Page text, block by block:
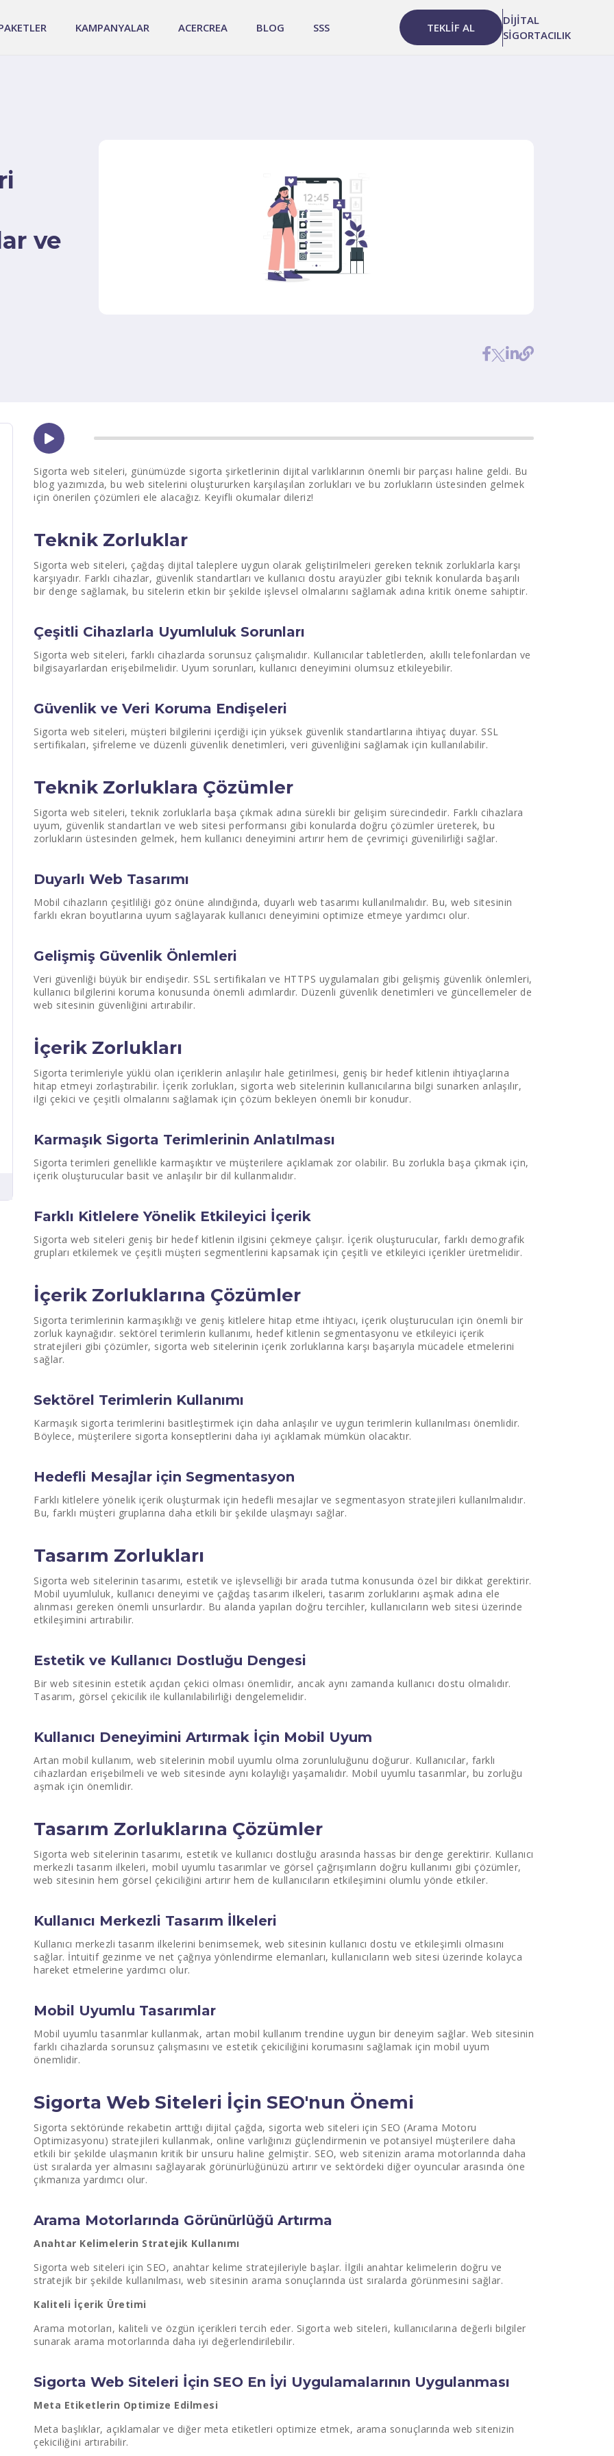
KAMPANYALAR ACERCREA BLOG SSS TEKLİF AL
DİJİTAL
SİGORTACILIK
ve
Sigorta web siteleri, günümüzde sigorta şirketlerinin dijital varlıklarının önemli bir parçası haline geldi. Bu
blog yazımızda, bu web sitelerini oluştururken karşılaşılan zorlukları ve bu zorlukların üstesinden gelmek
için önerilen çözümleri ele alacağız. Keyifli okumalar dileriz!
Teknik Zorluklar
Sigorta web siteleri, çağdaş dijital taleplere uygun olarak geliştirilmeleri gereken teknik zorluklarla karşı
karşıyadır. Farklı cihazlar, güvenlik standartları ve kullanıcı dostu arayüzler gibi teknik konularda başarılı
bir denge sağlamak, bu sitelerin etkin bir şekilde işlevsel olmalarını sağlamak adına kritik öneme sahiptir.
Çeşitli Cihazlarla Uyumluluk Sorunları
Sigorta web siteleri, farklı cihazlarda sorunsuz çalışmalıdır. Kullanıcılar tabletlerden, akıllı telefonlardan ve
bilgisayarlardan erişebilmelidir. Uyum sorunları, kullanıcı deneyimini olumsuz etkileyebilir.
Güvenlik ve Veri Koruma Endişeleri
Sigorta web siteleri, müşteri bilgilerini içerdiği için yüksek güvenlik standartlarına ihtiyaç duyar. SSL
sertifikaları, şifreleme ve düzenli güvenlik denetimleri, veri güvenliğini sağlamak için kullanılabilir.
Teknik Zorluklara Çözümler
Sigorta web siteleri, teknik zorluklarla başa çıkmak adına sürekli bir gelişim sürecindedir. Farklı cihazlara
uyum, güvenlik standartları ve web sitesi performansı gibi konularda doğru çözümler üreterek, bu
zorlukların üstesinden gelmek, hem kullanıcı deneyimini artırır hem de çevrimiçi güvenilirliği sağlar.
Duyarlı Web Tasarımı
Mobil cihazların çeşitliliği göz önüne alındığında, duyarlı web tasarımı kullanılmalıdır. Bu, web sitesinin
farklı ekran boyutlarına uyum sağlayarak kullanıcı deneyimini optimize etmeye yardımcı olur.
Gelişmiş Güvenlik Önlemleri
Veri güvenliği büyük bir endişedir. SSL sertifikaları ve HTTPS uygulamaları gibi gelişmiş güvenlik önlemleri,
kullanıcı bilgilerini koruma konusunda önemli adımlardır. Düzenli güvenlik denetimleri ve güncellemeler de
web sitesinin güvenliğini artırabilir.
İçerik Zorlukları
Sigorta terimleriyle yüklü olan içeriklerin anlaşılır hale getirilmesi, geniş bir hedef kitlenin ihtiyaçlarına
hitap etmeyi zorlaştırabilir. İçerik zorlukları, sigorta web sitelerinin kullanıcılarına bilgi sunarken anlaşılır,
ilgi çekici ve çeşitli olmalarını sağlamak için çözüm bekleyen önemli bir konudur.
Karmaşık Sigorta Terimlerinin Anlatılması
Sigorta terimleri genellikle karmaşıktır ve müşterilere açıklamak zor olabilir. Bu zorlukla başa çıkmak için,
içerik oluşturucular basit ve anlaşılır bir dil kullanmalıdır.
Farklı Kitlelere Yönelik Etkileyici İçerik
Sigorta web siteleri geniş bir hedef kitlenin ilgisini çekmeye çalışır. İçerik oluşturucular, farklı demografik
grupları etkilemek ve çeşitli müşteri segmentlerini kapsamak için çeşitli ve etkileyici içerikler üretmelidir.
İçerik Zorluklarına Çözümler
Sigorta terimlerinin karmaşıklığı ve geniş kitlelere hitap etme ihtiyacı, içerik oluşturucuları için önemli bir
zorluk kaynağıdır. sektörel terimlerin kullanımı, hedef kitlenin segmentasyonu ve etkileyici içerik
stratejileri gibi çözümler, sigorta web sitelerinin içerik zorluklarına karşı başarıyla mücadele etmelerini
sağlar.
Sektörel Terimlerin Kullanımı
Karmaşık sigorta terimlerini basitleştirmek için daha anlaşılır ve uygun terimlerin kullanılması önemlidir.
Böylece, müşterilere sigorta konseptlerini daha iyi açıklamak mümkün olacaktır.
Hedefli Mesajlar için Segmentasyon
Farklı kitlelere yönelik içerik oluşturmak için hedefli mesajlar ve segmentasyon stratejileri kullanılmalıdır.
Bu, farklı müşteri gruplarına daha etkili bir şekilde ulaşmayı sağlar.
Tasarım Zorlukları
Sigorta web sitelerinin tasarımı, estetik ve işlevselliği bir arada tutma konusunda özel bir dikkat gerektirir.
Mobil uyumluluk, kullanıcı deneyimi ve çağdaş tasarım ilkeleri, tasarım zorluklarını aşmak adına ele
alınması gereken önemli unsurlardır. Bu alanda yapılan doğru tercihler, kullanıcıların web sitesi üzerinde
etkileşimini artırabilir.
Estetik ve Kullanıcı Dostluğu Dengesi
Bir web sitesinin estetik açıdan çekici olması önemlidir, ancak aynı zamanda kullanıcı dostu olmalıdır.
Tasarım, görsel çekicilik ile kullanılabilirliği dengelemelidir.
Kullanıcı Deneyimini Artırmak İçin Mobil Uyum
Artan mobil kullanım, web sitelerinin mobil uyumlu olma zorunluluğunu doğurur. Kullanıcılar, farklı
cihazlardan erişebilmeli ve web sitesinde aynı kolaylığı yaşamalıdır. Mobil uyumlu tasarımlar, bu zorluğu
aşmak için önemlidir.
Tasarım Zorluklarına Çözümler
Sigorta web sitelerinin tasarımı, estetik ve kullanıcı dostluğu arasında hassas bir denge gerektirir. Kullanıcı
merkezli tasarım ilkeleri, mobil uyumlu tasarımlar ve görsel çağrışımların doğru kullanımı gibi çözümler,
web sitesinin hem görsel çekiciliğini artırır hem de kullanıcıların etkileşimini olumlu yönde etkiler.
Kullanıcı Merkezli Tasarım İlkeleri
Kullanıcı merkezli tasarım ilkelerini benimsemek, web sitesinin kullanıcı dostu ve etkileşimli olmasını
sağlar. İntuitif gezinme ve net çağrıya yönlendirme elemanları, kullanıcıların web sitesi üzerinde kolayca
hareket etmelerine yardımcı olur.
Mobil Uyumlu Tasarımlar
Mobil uyumlu tasarımlar kullanmak, artan mobil kullanım trendine uygun bir deneyim sağlar. Web sitesinin
farklı cihazlarda sorunsuz çalışmasını ve estetik çekiciliğini korumasını sağlamak için mobil uyum
önemlidir.
Sigorta Web Siteleri İçin SEO'nun Önemi
Sigorta sektöründe rekabetin arttığı dijital çağda, sigorta web siteleri için SEO (Arama Motoru
Optimizasyonu) stratejileri kullanmak, online varlığınızı güçlendirmenin ve potansiyel müşterilere daha
etkili bir şekilde ulaşmanın kritik bir unsuru haline gelmiştir. SEO, web sitenizin arama motorlarında daha
üst sıralarda yer almasını sağlayarak görünürlüğünüzü artırır ve sektördeki diğer oyuncular arasında öne
çıkmanıza yardımcı olur.
Arama Motorlarında Görünürlüğü Artırma
Anahtar Kelimelerin Stratejik Kullanımı
Sigorta web siteleri için SEO, anahtar kelime stratejileriyle başlar. İlgili anahtar kelimelerin doğru ve
stratejik bir şekilde kullanılması, web sitesinin arama sonuçlarında üst sıralarda görünmesini sağlar.
Kaliteli İçerik Üretimi
Arama motorları, kaliteli ve özgün içerikleri tercih eder. Sigorta web siteleri, kullanıcılarına değerli bilgiler
sunarak arama motorlarında daha iyi değerlendirilebilir.
Sigorta Web Siteleri İçin SEO En İyi Uygulamalarının Uygulanması
Meta Etiketlerin Optimize Edilmesi
Meta başlıklar, açıklamalar ve diğer meta etiketleri optimize etmek, arama sonuçlarında web sitenizin
çekiciliğini artırabilir.